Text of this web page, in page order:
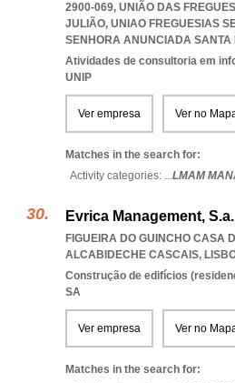
2900-069, UNIÃO DAS
JULIÃO, UNIAO FREGUESIAS
SENHORA ANUNCIADA
Atividades de consultoria em
UNIP
Ver empresa Ver no
Matches in the search for:
Activity categories: ...LMAM
Evrica Management, S.a.
FIGUEIRA DO GUINCHO CASA
ALCABIDECHE CASCAIS,
Construção de edifícios
SA
Ver empresa Ver no
Matches in the search for: